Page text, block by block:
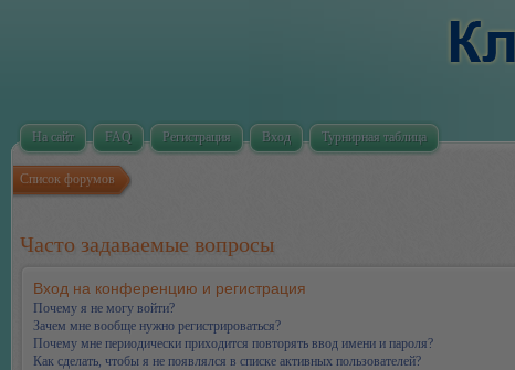
На сайт FAQ Регистрация Вход Турнирная таблица
Список форумов
Часто задаваемые вопросы
Вход на конференцию и регистрация
Почему я не могу войти?
Зачем мне вообще нужно регистрироваться?
Почему мне периодически приходится повторять ввод имени и пароля?
Как сделать, чтобы я не появлялся в списке активных пользователей?